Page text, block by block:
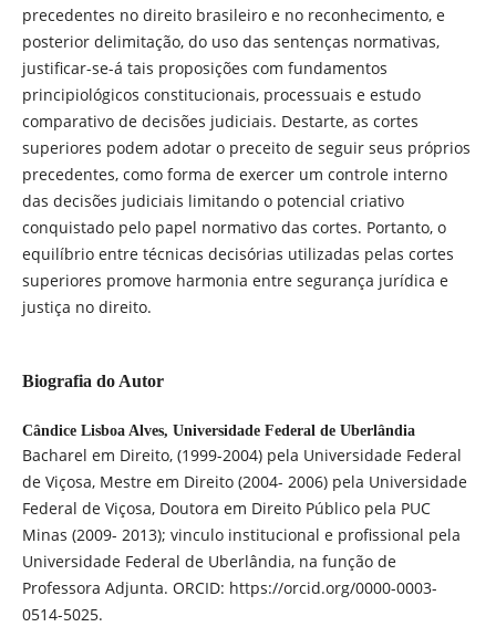
precedentes no direito brasileiro e no reconhecimento, e
posterior delimitação, do uso das sentenças normativas,
justificar-se-á tais proposições com fundamentos
principiológicos constitucionais, processuais e estudo
comparativo de decisões judiciais. Destarte, as cortes
superiores podem adotar o preceito de seguir seus próprios
precedentes, como forma de exercer um controle interno
das decisões judiciais limitando o potencial criativo
conquistado pelo papel normativo das cortes. Portanto, o
equilíbrio entre técnicas decisórias utilizadas pelas cortes
superiores promove harmonia entre segurança jurídica e
justiça no direito.
Biografia do Autor
Cândice Lisboa Alves, Universidade Federal de Uberlândia
Bacharel em Direito, (1999-2004) pela Universidade Federal
de Viçosa, Mestre em Direito (2004- 2006) pela Universidade
Federal de Viçosa, Doutora em Direito Público pela PUC
Minas (2009- 2013); vinculo institucional e profissional pela
Universidade Federal de Uberlândia, na função de
Professora Adjunta. ORCID: https://orcid.org/0000-0003-
0514-5025.